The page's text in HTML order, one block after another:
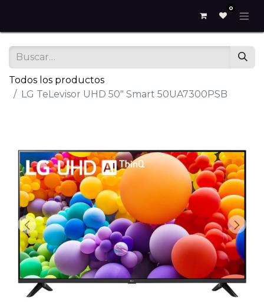
0
Todos los productos
LG TeLevisor UHD 50" Smart 50UA7300PSB